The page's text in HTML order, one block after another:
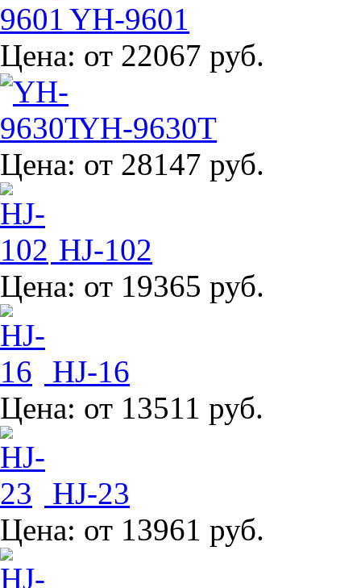
YH-9601
Цена: от 22067 руб.
YH-9630T
Цена: от 28147 руб.
HJ-102
Цена: от 19365 руб.
HJ-16
Цена: от 13511 руб.
HJ-23
Цена: от 13961 руб.